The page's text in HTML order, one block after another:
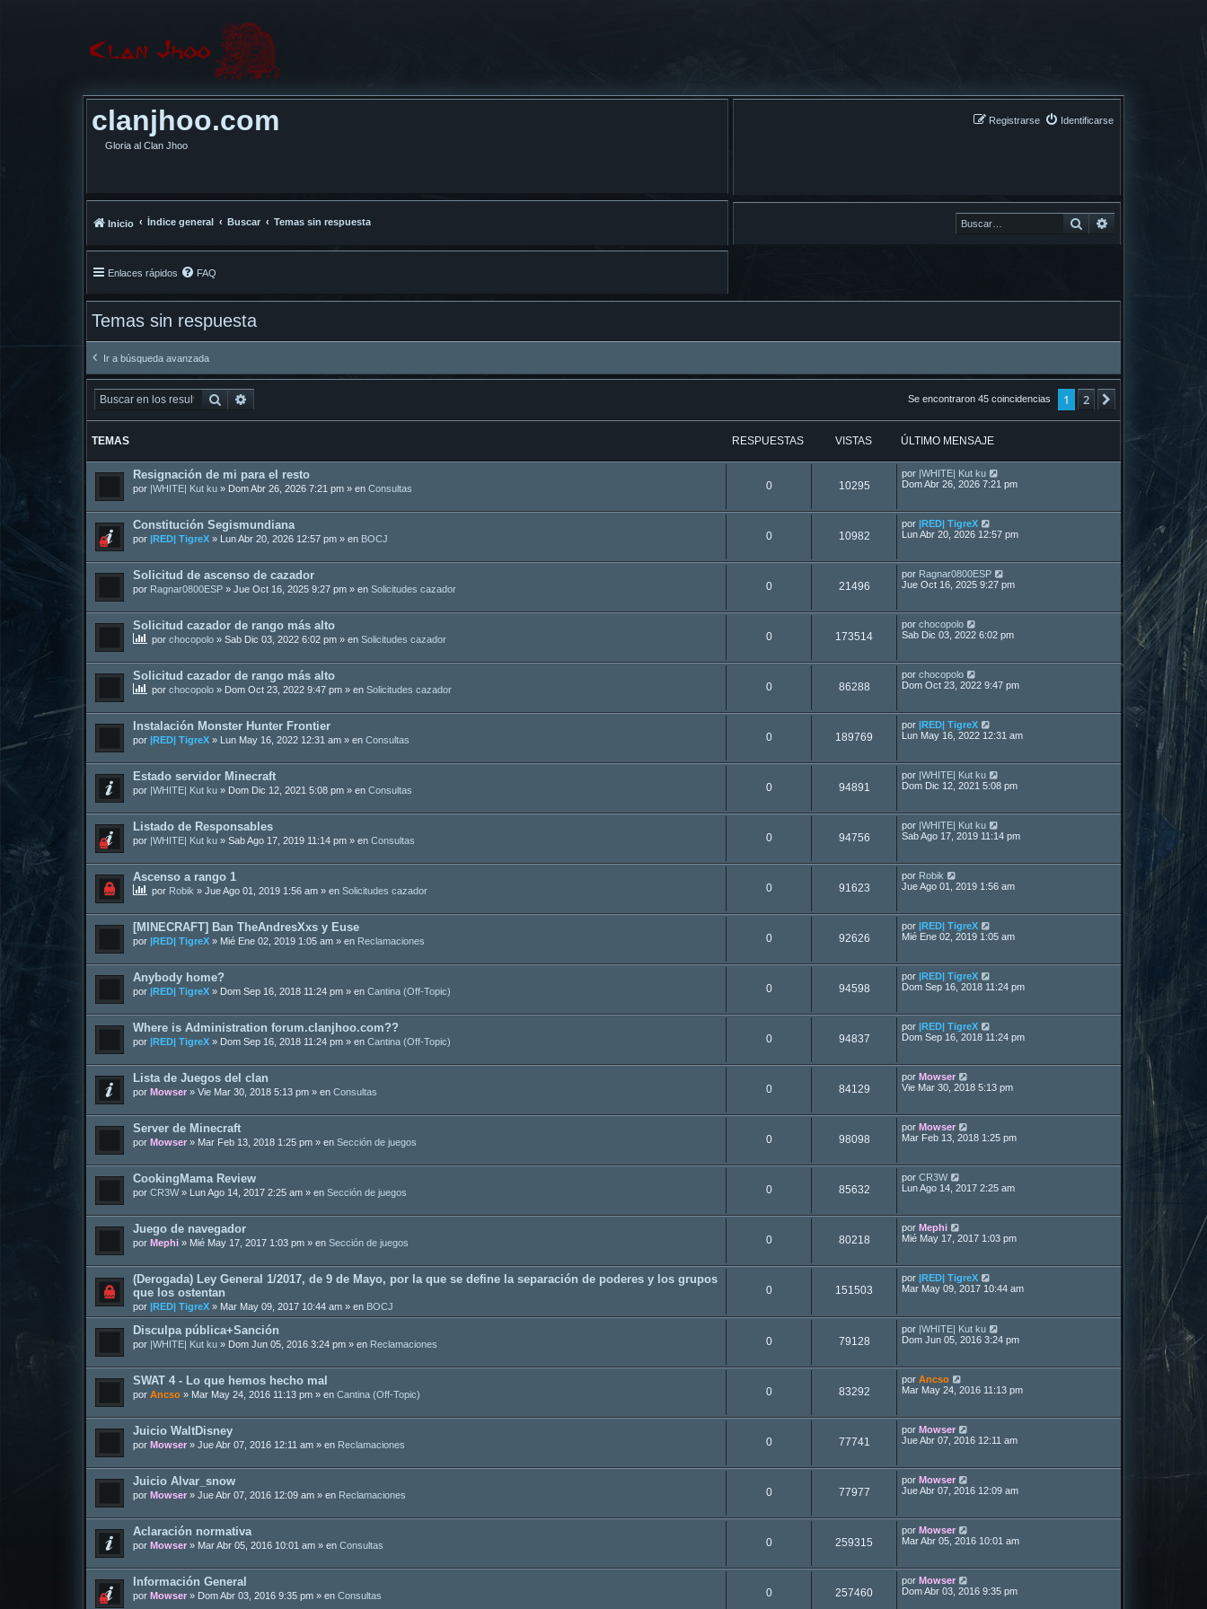
clanjhoo.com
Gloria al Clan Jhoo
Identificarse
Registrarse
Buscar
Inicio Índice general Buscar Temas sin respuesta
Enlaces rápidos FAQ
Temas sin respuesta
Ir a búsqueda avanzada
Buscar Se encontraron 45 coincidencias 1 2
TEMAS RESPUESTAS VISTAS ÚLTIMO MENSAJE
Resignación de mi para el resto
por |WHITE| Kut ku » Dom Abr 26, 2026 7:21 pm » en Consultas 0 10295
por |WHITE| Kut ku
Dom Abr 26, 2026 7:21 pm
Constitución Segismundiana
por |RED| TigreX » Lun Abr 20, 2026 12:57 pm » en BOCJ 0 10982
por
|RED| TigreX
Lun Abr 20, 2026 12:57 pm
Solicitud de ascenso de cazador
por Ragnar0800ESP » Jue Oct 16, 2025 9:27 pm » en Solicitudes cazador 0 21496
por Ragnar0800ESP
Jue Oct 16, 2025 9:27 pm
Solicitud cazador de rango más alto
por chocopolo » Sab Dic 03, 2022 6:02 pm » en Solicitudes cazador 0 173514
por chocopolo
Sab Dic 03, 2022 6:02 pm
Solicitud cazador de rango más alto
por chocopolo » Dom Oct 23, 2022 9:47 pm » en Solicitudes cazador 0 86288
por chocopolo
Dom Oct 23, 2022 9:47 pm
Instalación Monster Hunter Frontier
por |RED| TigreX » Lun May 16, 2022 12:31 am » en Consultas 0 189769
por
|RED| TigreX
Lun May 16, 2022 12:31 am
Estado servidor Minecraft
por |WHITE| Kut ku » Dom Dic 12, 2021 5:08 pm » en Consultas 0 94891
por |WHITE| Kut ku
Dom Dic 12, 2021 5:08 pm
Listado de Responsables
por |WHITE| Kut ku » Sab Ago 17, 2019 11:14 pm » en Consultas 0 94756
por |WHITE| Kut ku
Sab Ago 17, 2019 11:14 pm
Ascenso a rango 1
por Robik » Jue Ago 01, 2019 1:56 am » en Solicitudes cazador 0 91623
por Robik
Jue Ago 01, 2019 1:56 am
[MINECRAFT] Ban TheAndresXxs y Euse
por |RED| TigreX » Mié Ene 02, 2019 1:05 am » en Reclamaciones 0 92626
por
|RED| TigreX
Mié Ene 02, 2019 1:05 am
Anybody home?
por |RED| TigreX » Dom Sep 16, 2018 11:24 pm » en Cantina (Off-Topic) 0 94598
por
|RED| TigreX
Dom Sep 16, 2018 11:24 pm
Where is Administration forum.clanjhoo.com??
por |RED| TigreX » Dom Sep 16, 2018 11:24 pm » en Cantina (Off-Topic) 0 94837
por
|RED| TigreX
Dom Sep 16, 2018 11:24 pm
Lista de Juegos del clan
por Mowser » Vie Mar 30, 2018 5:13 pm » en Consultas 0 84129
por Mowser
Vie Mar 30, 2018 5:13 pm
Server de Minecraft
por Mowser » Mar Feb 13, 2018 1:25 pm » en Sección de juegos 0 98098
por Mowser
Mar Feb 13, 2018 1:25 pm
CookingMama Review
por CR3W» Lun Ago 14, 2017 2:25 am » en Sección de juegos 0 85632
por CR3W
Lun Ago 14, 2017 2:25 am
Juego de navegador
por Mephi » Mié May 17, 2017 1:03 pm » en Sección de juegos 0 80218
por Mephi
Mié May 17, 2017 1:03 pm
(Derogada) Ley General 1/2017, de 9 de Mayo, por la que se define la separación de poderes y los grupos
que los ostentan
por |RED| TigreX » Mar May 09, 2017 10:44 am » en BOCJ
0 151503
por
|RED| TigreX
Mar May 09, 2017 10:44 am
Disculpa pública+Sanción
por |WHITE| Kut ku » Dom Jun 05, 2016 3:24 pm » en Reclamaciones 0 79128
por |WHITE| Kut ku
Dom Jun 05, 2016 3:24 pm
SWAT 4 - Lo que hemos hecho mal
por Ancso » Mar May 24, 2016 11:13 pm » en Cantina (Off-Topic) 0 83292
por Ancso
Mar May 24, 2016 11:13 pm
Juicio WaltDisney
por Mowser » Jue Abr 07, 2016 12:11 am » en Reclamaciones 0 77741
por Mowser
Jue Abr 07, 2016 12:11 am
Juicio Alvar_snow
por Mowser » Jue Abr 07, 2016 12:09 am » en Reclamaciones 0 77977
por Mowser
Jue Abr 07, 2016 12:09 am
Aclaración normativa
por Mowser » Mar Abr 05, 2016 10:01 am » en Consultas 0 259315
por Mowser
Mar Abr 05, 2016 10:01 am
Información General
por Mowser » Dom Abr 03, 2016 9:35 pm » en Consultas 0 257460
por Mowser
Dom Abr 03, 2016 9:35 pm